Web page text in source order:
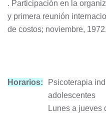
. Participación en la
y primera reunión
de costos; noviembre, 1972.
Horarios:
Psicoterapia
adolescentes
Lunes a jueves